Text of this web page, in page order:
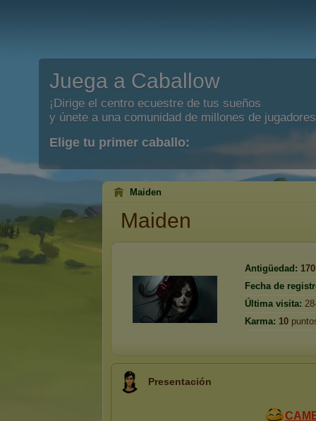
Juega a Caballow
¡Dirige el centro ecuestre de tus sueños
y únete a una comunidad de millones de
Elige tu primer caballo:
Maiden
Maiden
Antigüedad: 170
Fecha de
Última visita:
Karma: 10
Presentación